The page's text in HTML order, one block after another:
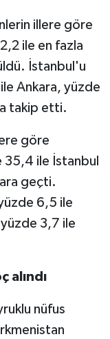
illere göre
ile en fazla
İstanbul'u
Ankara, yüzde
takip etti.
göre
35,4 ile İstanbul
geçti.
6,5 ile
3,7 ile
alındı
nüfus